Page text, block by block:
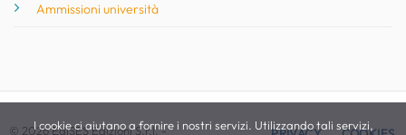
Ammissioni università
© 2026 EdiSES Edizioni S.r.l. -
I cookie ci aiutano a fornire i nostri servizi. Utilizzando tali servizi,